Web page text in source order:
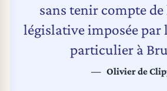
sans tenir compte
législative imposée par
particulier à
Olivier de